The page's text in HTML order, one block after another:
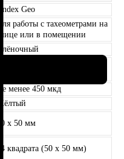
Andex Geo
Для работы с тахеометрами на
улице или в помещении
Плёночный
Не менее 450 мкд
Жёлтый
50 х 50 мм
24 квадрата (50 х 50 мм)